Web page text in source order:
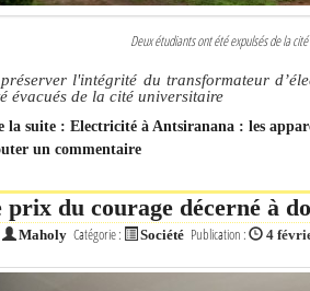
Deux étudiants ont été expulsés de la
l'intégrité du transformateur
évacués de la cité universitaire
la suite : Electricité à Antsiranana : les
un commentaire
prix du courage décerné à
Maholy Catégorie : Société Publication : 4